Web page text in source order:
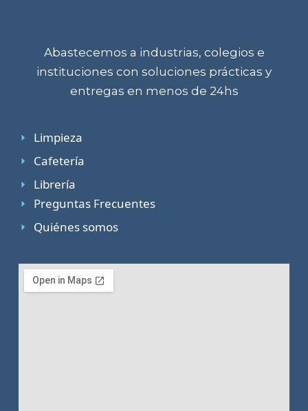
Abastecemos a industrias, colegios e
instituciones con soluciones prácticas y
entregas en menos de 24hs
Limpieza
Cafetería
Librería
Preguntas Frecuentes
Quiénes somos